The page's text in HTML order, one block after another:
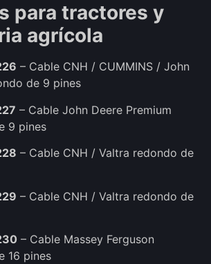
para tractores y
agrícola
– Cable CNH / CUMMINS / John
de 9 pines
– Cable John Deere Premium
9 pines
– Cable CNH / Valtra redondo de
– Cable CNH / Valtra redondo de
– Cable Massey Ferguson
16 pines